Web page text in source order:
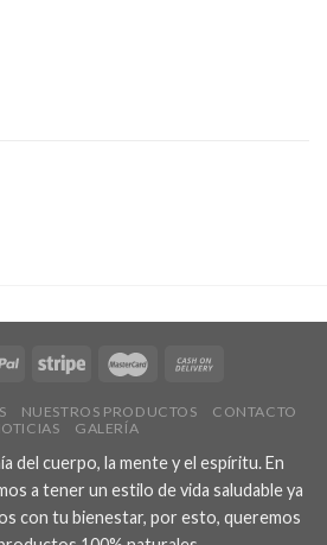
NUESTROS PRODUCTOS
CONTACTO
GALERÍA
del cuerpo, la mente y el espíritu. En
a tener un estilo de vida saludable ya
con tu bienestar, por esto, queremos